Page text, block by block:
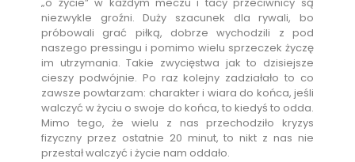
niezwykle groźni. Duży szacunek dla rywali, bo
próbowali grać piłką, dobrze wychodzili z pod
naszego pressingu i pomimo wielu sprzeczek życzę
im utrzymania. Takie zwycięstwa jak to dzisiejsze
cieszy podwójnie. Po raz kolejny zadziałało to co
zawsze powtarzam: charakter i wiara do końca, jeśli
walczyć w życiu o swoje do końca, to kiedyś to odda.
Mimo tego, że wielu z nas przechodziło kryzys
fizyczny przez ostatnie 20 minut, to nikt z nas nie
przestał walczyć i życie nam oddało.